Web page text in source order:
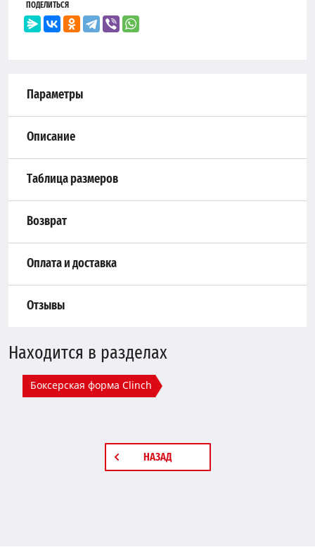
ПОДЕЛИТЬСЯ
Параметры
Описание
Таблица размеров
Возврат
Оплата и доставка
Отзывы
Находится в разделах
Боксерская форма Clinch
НАЗАД